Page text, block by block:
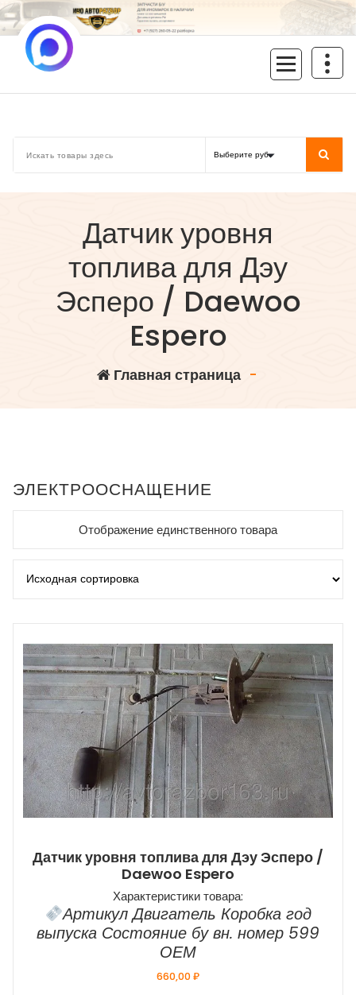
Перейти
к
содержимому
Датчик уровня
топлива для Дэу
Эсперо / Daewoo
Espero
Главная страница-
ЭЛЕКТРООСНАЩЕНИЕ
Отображение единственного товара
Датчик уровня топлива для Дэу Эсперо /
Daewoo Espero
Характеристики товара:
Артикул Двигатель Коробка год
выпуска Состояние бу вн. номер 599
ОЕМ
660,00₽